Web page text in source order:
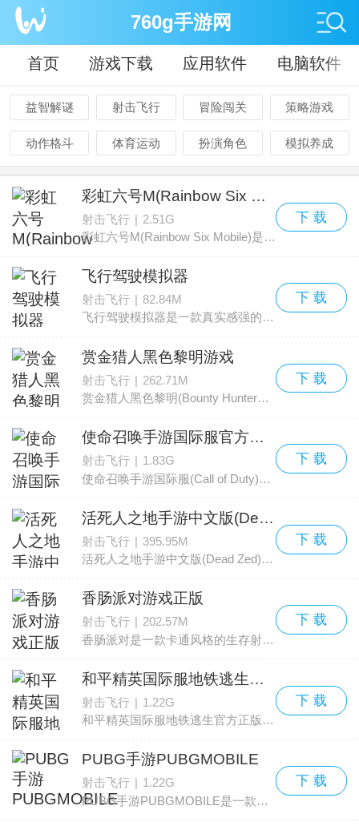
760g手游网
首页 游戏下载 应用软件 电脑软件
益智解谜 射击飞行 冒险闯关 策略游戏
动作格斗 体育运动 扮演角色 模拟养成
彩虹六号M(Rainbow Six Mobile)
射击飞行 | 2.51G
彩虹六号M(Rainbow Six Mobile)是一款5v5第一人称多人战术竞技射击游戏，在经典攻防对抗的模式中与其他玩家较量。你可以选择作为进攻方或是防守方，在紧张节奏的 5v5 对局中展
下 载
飞行驾驶模拟器
射击飞行 | 82.84M
飞行驾驶模拟器是一款真实感强的模拟飞行手机游戏，玩家将扮演职业飞行员控制飞机，目标是在各个关卡中尽可能飞得更高，完成任务后可获得丰厚奖励。游戏里可以挑选不同飞机和关卡
下 载
赏金猎人黑色黎明游戏
射击飞行 | 262.71M
赏金猎人黑色黎明(Bounty Hunter： Black Dawn)融合了角色扮演（RPG）和第一人称射击的玩法，带来紧张又充满变化的操作体验。游戏设定独特，主线剧情丰富，任务种类繁多，BOSS挑战具有相
下 载
使命召唤手游国际服官方正版(Call of Duty)
射击飞行 | 1.83G
使命召唤手游国际服(Call of Duty)又译：使命召唤Mobile是由美国动视（Activision）推出的第一人称射击游戏，本作为该手游的国际版本，另有繁中版及韩文版。
下 载
活死人之地手游中文版(Dead Zed)
射击飞行 | 395.95M
活死人之地手游中文版(Dead Zed)，又名死灵奇袭，是一款剧情紧张的动作射击类手机游戏。故事发生在一片末日废土，这里爆发了一场前所未有的丧尸危机，到处都是行尸走肉。玩家要在恶
下 载
香肠派对游戏正版
射击飞行 | 202.57M
香肠派对是一款卡通风格的生存射击手游，以吃鸡和摸金为核心玩法。玩家可以操控可爱又搞怪的香肠人，在多样地图中展开对抗，体验丰富的武器与载具，搭配宠物与技能，玩家还能自由定制
下 载
和平精英国际服地铁逃生官方正版
射击飞行 | 1.22G
和平精英国际服地铁逃生官方正版支持简体中文、英文等多语言，玩家可自由切换。可以和海外玩家同场对战，国际服专属礼包与大量福利可供领取。游戏采用虚幻4引擎开发，从画面、地
下 载
PUBG手游PUBGMOBILE
射击飞行 | 1.22G
PUBG手游PUBGMOBILE是一款火爆的大逃杀射击手游，由吃鸡领域的开创者《绝地求生》移植而来。这款作品曾在当时掀起百人跳伞、争夺吃鸡的热潮，一度成为全民关注的现象级游戏。与
下 载